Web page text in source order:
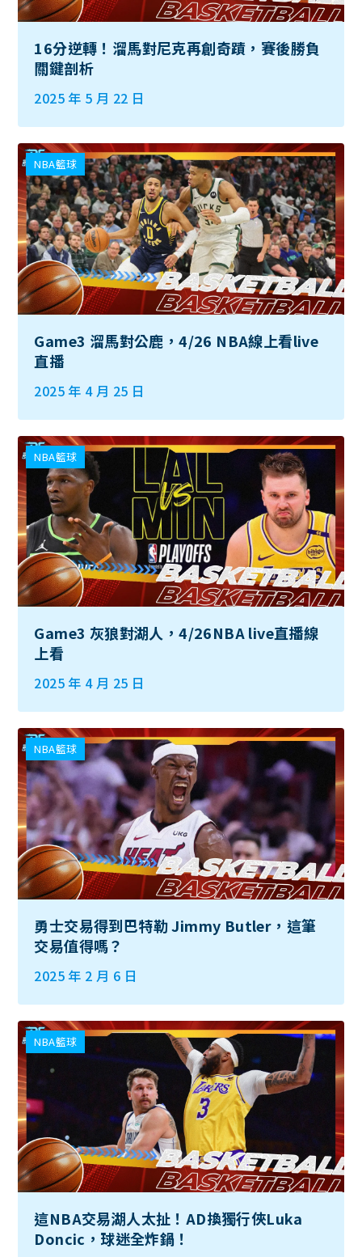
16分逆轉！溜馬對尼克再創奇蹟，賽後勝負
關鍵剖析
2025 年 5 月 22 日
NBA籃球
Game3 溜馬對公鹿，4/26 NBA線上看live
直播
2025 年 4 月 25 日
NBA籃球
Game3 灰狼對湖人，4/26NBA live直播線
上看
2025 年 4 月 25 日
NBA籃球
勇士交易得到巴特勒 Jimmy Butler，這筆
交易值得嗎？
2025 年 2 月 6 日
NBA籃球
這NBA交易湖人太扯！AD換獨行俠Luka
Doncic，球迷全炸鍋！